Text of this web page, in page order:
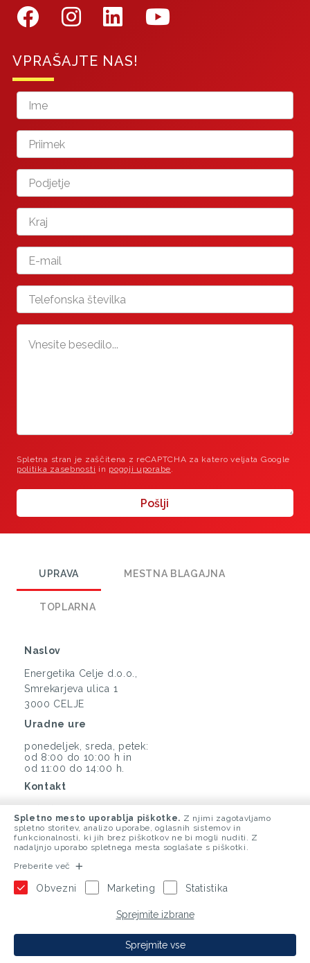
VPRAŠAJTE NAS!
Spletna stran je zaščitena z reCAPTCHA za katero veljata Google
politika zasebnosti in pogoji uporabe.
Pošlji
UPRAVA MESTNA BLAGAJNA
TOPLARNA
Naslov
Energetika Celje d.o.o.,
Smrekarjeva ulica 1
3000 CELJE
Uradne ure
ponedeljek, sreda, petek:
od 8:00 do 10:00 h in
od 11:00 do 14:00 h.
Kontakt
info@energetika-ce.si
Spletno mesto uporablja piškotke. Z njimi zagotavljamo
spletno storitev, analizo uporabe, oglasnih sistemov in
funkcionalnosti, ki jih brez piškotkov ne bi mogli nuditi. Z
nadaljnjo uporabo spletnega mesta soglašate s piškotki.
Preberite več
Obvezni Marketing Statistika
Sprejmite izbrane
Sprejmite vse